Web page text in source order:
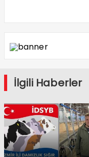
İlgili Haberler